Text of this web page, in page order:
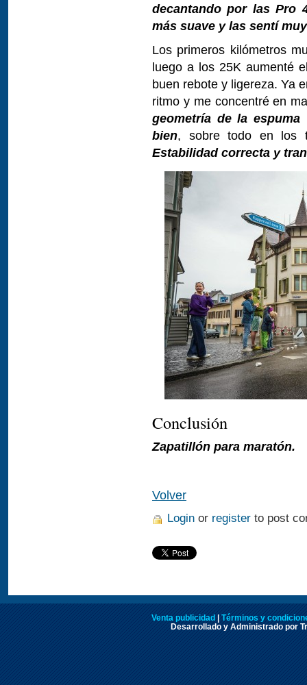
decantando por las Pro
más suave y las sentí
Los primeros kilómetros
luego a los 25K aumenté
buen rebote y ligereza. Ya
ritmo y me concentré en
geometría de la
bien, sobre todo en los
Estabilidad correcta y
Conclusión
Zapatillón para maratón.
Volver
Login or register to post
Venta publicidad
Términos y
Desarrollado y Administrado por